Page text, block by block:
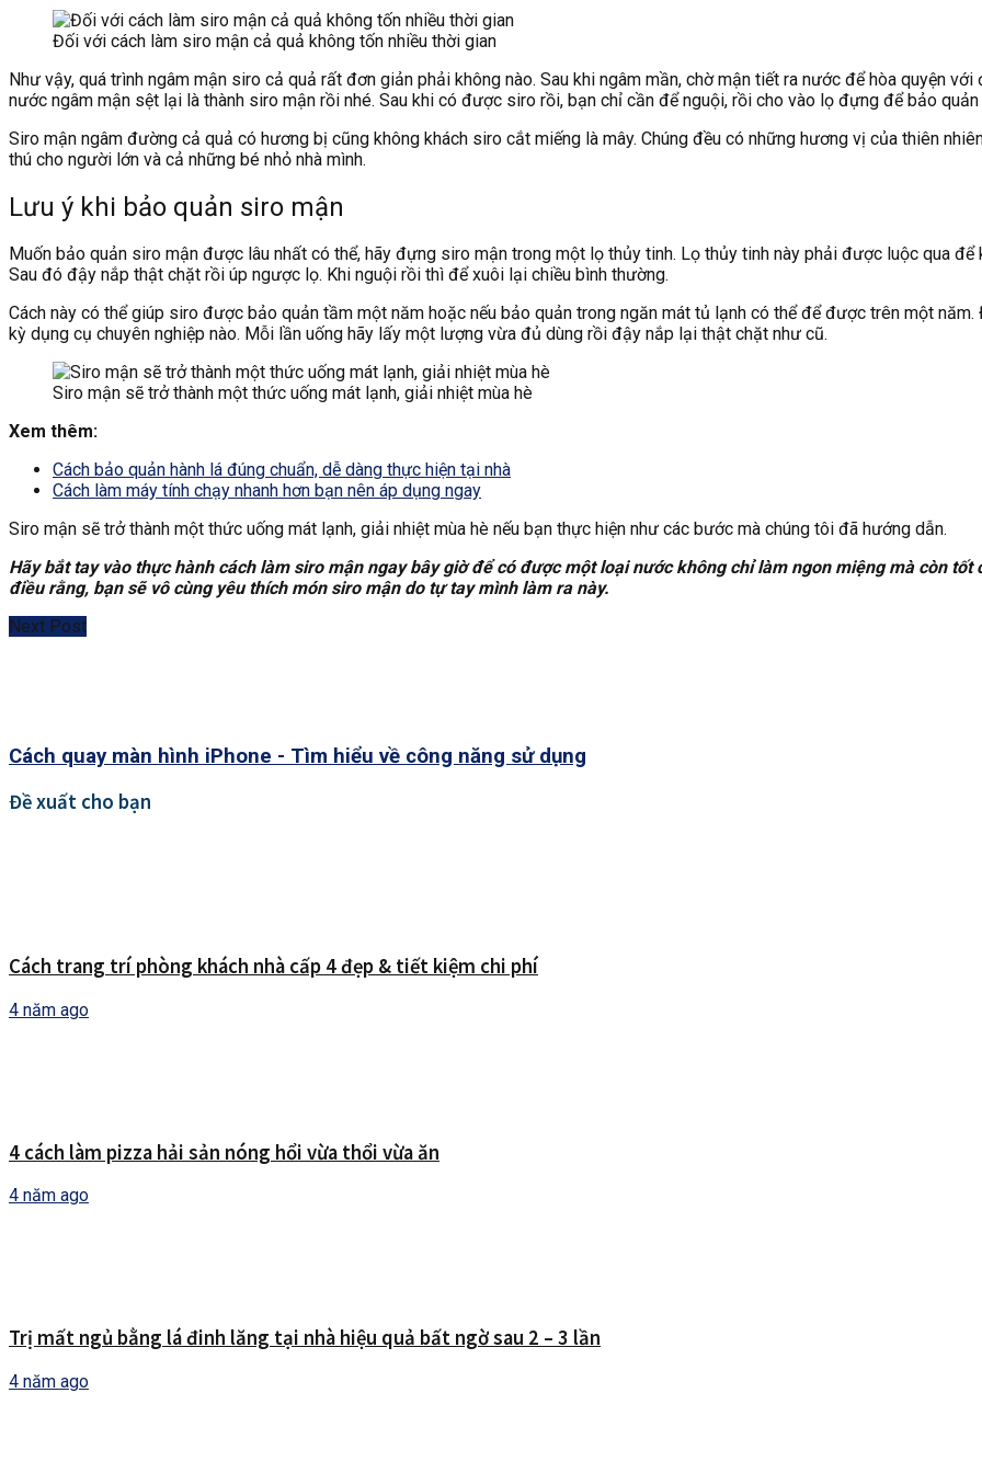
Đối với cách làm siro mận cả quả không tốn nhiều thời gian
Như vậy, quá trình ngâm mận siro cả quả rất đơn giản phải không nào. Sau khi ngâm mần, chờ mận tiết ra nước để hòa quyện
nước ngâm mận sệt lại là thành siro mận rồi nhé. Sau khi có được siro rồi, bạn chỉ cần để nguội, rồi cho vào lọ đựng để bảo
Siro mận ngâm đường cả quả có hương bị cũng không khách siro cắt miếng là mây. Chúng đều có những hương vị của thiên
thú cho người lớn và cả những bé nhỏ nhà mình.
Lưu ý khi bảo quản siro mận
Muốn bảo quản siro mận được lâu nhất có thể, hãy đựng siro mận trong một lọ thủy tinh. Lọ thủy tinh này phải được luộc qua
Sau đó đậy nắp thật chặt rồi úp ngược lọ. Khi nguội rồi thì để xuôi lại chiều bình thường.
Cách này có thể giúp siro được bảo quản tầm một năm hoặc nếu bảo quản trong ngăn mát tủ lạnh có thể để được trên một
kỳ dụng cụ chuyên nghiệp nào. Mỗi lần uống hãy lấy một lượng vừa đủ dùng rồi đậy nắp lại thật chặt như cũ.
Siro mận sẽ trở thành một thức uống mát lạnh, giải nhiệt mùa hè
Xem thêm:
Cách bảo quản hành lá đúng chuẩn, dễ dàng thực hiện tại nhà
Cách làm máy tính chạy nhanh hơn bạn nên áp dụng ngay
Siro mận sẽ trở thành một thức uống mát lạnh, giải nhiệt mùa hè nếu bạn thực hiện như các bước mà chúng tôi đã hướng dẫn.
Hãy bắt tay vào thực hành cách làm siro mận ngay bây giờ để có được một loại nước không chỉ làm ngon miệng mà còn
điều rằng, bạn sẽ vô cùng yêu thích món siro mận do tự tay mình làm ra này.
Next Post
Cách quay màn hình iPhone - Tìm hiểu về công năng sử dụng
Đề xuất cho bạn
Cách trang trí phòng khách nhà cấp 4 đẹp & tiết kiệm chi phí
4 năm ago
4 cách làm pizza hải sản nóng hổi vừa thổi vừa ăn
4 năm ago
Trị mất ngủ bằng lá đinh lăng tại nhà hiệu quả bất ngờ sau 2 – 3 lần
4 năm ago